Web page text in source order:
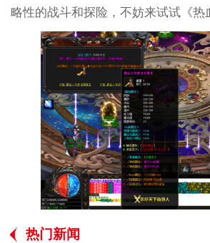
略性的战斗和探险，不妨来试试《热
热门新闻